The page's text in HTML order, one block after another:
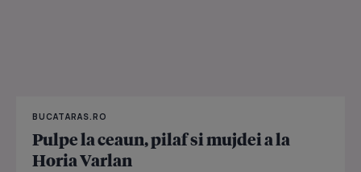
BUCATARAS.RO
Pulpe la ceaun, pilaf si mujdei a la
Horia Varlan